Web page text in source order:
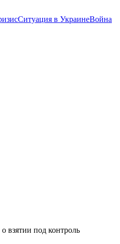
Ситуация в УкраинеВойна
взятии под контроль